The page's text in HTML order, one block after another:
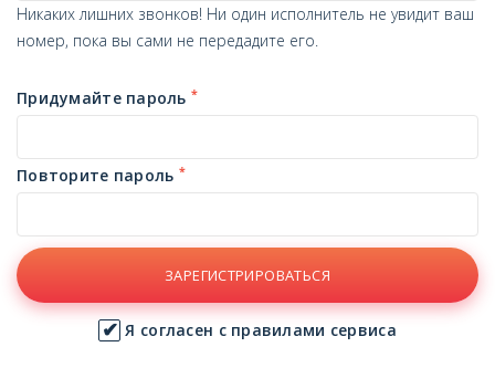
Никаких лишних звонков! Ни один исполнитель не увидит ваш
номер, пока вы сами не передадите его.
Придумайте пароль*
Повторите пароль *
ЗАРЕГИСТРИРОВАТЬСЯ
Я согласен с правилами сервиса